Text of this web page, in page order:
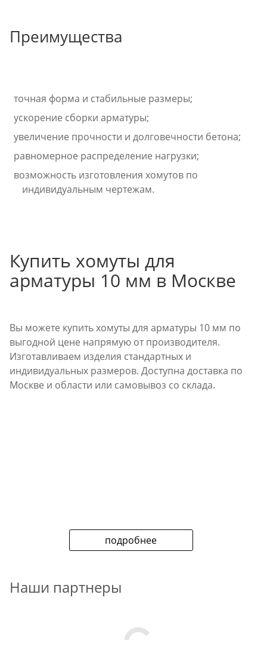
Преимущества
точная форма и стабильные размеры;
ускорение сборки арматуры;
увеличение прочности и долговечности бетона;
равномерное распределение нагрузки;
возможность изготовления хомутов по
индивидуальным чертежам.
Купить хомуты для
арматуры 10 мм в Москве
Вы можете купить хомуты для арматуры 10 мм по
выгодной цене напрямую от производителя.
Изготавливаем изделия стандартных и
индивидуальных размеров. Доступна доставка по
Москве и области или самовывоз со склада.
подробнее
Наши партнеры